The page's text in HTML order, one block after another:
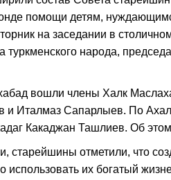
помощи детям,
на заседании в
туркменского народа,
вошли члены Халк
и Италмаз Сапарлыев. По
Какаджан Ташлиев. Об
старейшины отметили, что
использовать их богатый